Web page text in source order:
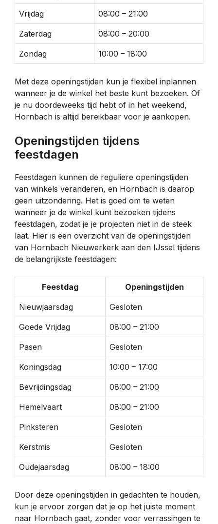
Vrijdag 08:00 – 21:00
Zaterdag 08:00 – 20:00
Zondag 10:00 – 18:00
Met deze openingstijden kun je flexibel inplannen
wanneer je de winkel het beste kunt bezoeken. Of
je nu doordeweeks tijd hebt of in het weekend,
Hornbach is altijd bereikbaar voor je aankopen.
Openingstijden tijdens
feestdagen
Feestdagen kunnen de reguliere openingstijden
van winkels veranderen, en Hornbach is daarop
geen uitzondering. Het is goed om te weten
wanneer je de winkel kunt bezoeken tijdens
feestdagen, zodat je je projecten niet in de steek
laat. Hier is een overzicht van de openingstijden
van Hornbach Nieuwerkerk aan den IJssel tijdens
de belangrijkste feestdagen:
Feestdag Openingstijden
Nieuwjaarsdag Gesloten
Goede Vrijdag 08:00 – 21:00
Pasen Gesloten
Koningsdag 10:00 – 17:00
Bevrijdingsdag 08:00 – 21:00
Hemelvaart 08:00 – 21:00
Pinksteren Gesloten
Kerstmis Gesloten
Oudejaarsdag 08:00 – 18:00
Door deze openingstijden in gedachten te houden,
kun je ervoor zorgen dat je op het juiste moment
naar Hornbach gaat, zonder voor verrassingen te